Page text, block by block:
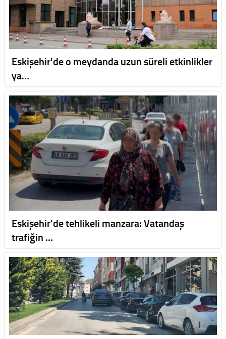
Eskişehir'de o meydanda uzun süreli etkinlikler
ya…
Eskişehir'de tehlikeli manzara: Vatandaş
trafiğin …